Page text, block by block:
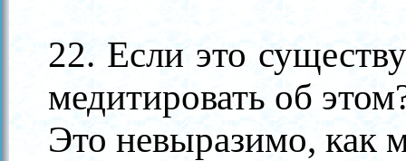
22. Если это
медитировать об
Это невыразимо, как